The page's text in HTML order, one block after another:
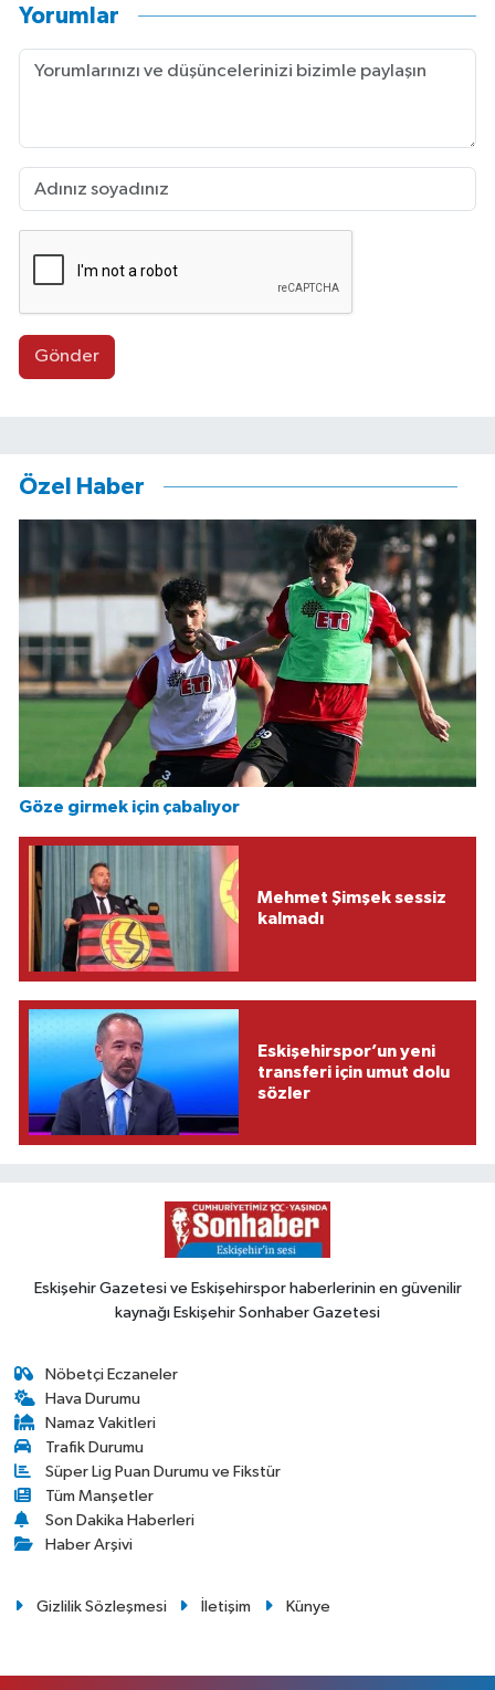
Yorumlar
Gönder
Özel Haber
Göze girmek için çabalıyor
Mehmet Şimşek sessiz
kalmadı
Eskişehirspor’un yeni
transferi için umut dolu
sözler
Eskişehir Gazetesi ve Eskişehirspor haberlerinin en güvenilir
kaynağı Eskişehir Sonhaber Gazetesi
Nöbetçi Eczaneler
Hava Durumu
Namaz Vakitleri
Trafik Durumu
Süper Lig Puan Durumu ve Fikstür
Tüm Manşetler
Son Dakika Haberleri
Haber Arşivi
Gizlilik Sözleşmesi İletişim Künye